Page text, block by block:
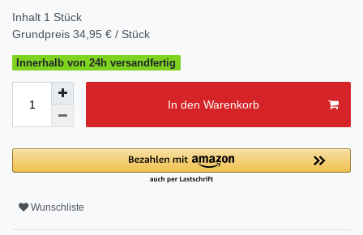
Inhalt 1 Stück
Grundpreis 34,95 € / Stück
Innerhalb von 24h versandfertig
In den Warenkorb
Wunschliste